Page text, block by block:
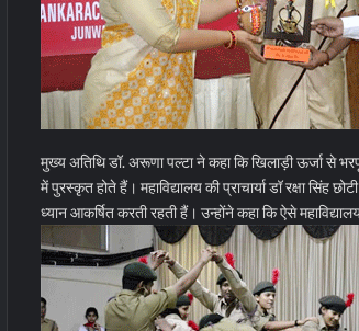
मुख्य अतिथि डॉ. अरूणा पल्टा ने कहा कि खिलाड़ी ऊर्जा से
में पुरस्कृत होते हैं। महाविद्यालय की प्राचार्या डॉ रक्षा
ध्यान आकर्षित करती रहती हैं। उन्होंने कहा कि ऐसे